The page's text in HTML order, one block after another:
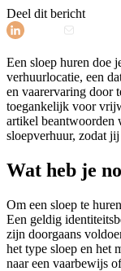
Deel dit bericht
Een sloep huren doe
verhuurlocatie, een
en vaarervaring door
toegankelijk voor
artikel beantwoorden
sloepverhuur, zodat
Wat heb je
Om een sloep te
Een geldig
zijn doorgaans
het type sloep en het
naar een vaarbewijs